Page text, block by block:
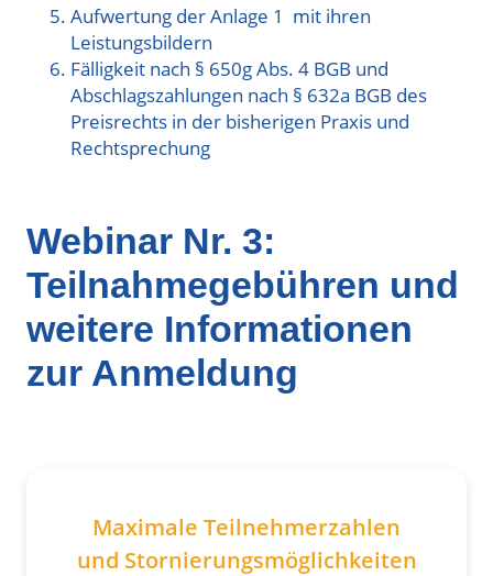
Aufwertung der Anlage 1 mit ihren
Leistungsbildern
Fälligkeit nach § 650g Abs. 4 BGB und
Abschlagszahlungen nach § 632a BGB des
Preisrechts in der bisherigen Praxis und
Rechtsprechung
Webinar Nr. 3:
Teilnahmegebühren und
weitere Informationen
zur Anmeldung
Maximale Teilnehmerzahlen
und Stornierungsmöglichkeiten